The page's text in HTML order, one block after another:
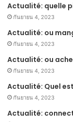
Actualité: quelle
กันยายน 4, 2023
Actualité: ou
กันยายน 4, 2023
Actualité: ou
กันยายน 4, 2023
Actualité: Quel
กันยายน 4, 2023
Actualité: